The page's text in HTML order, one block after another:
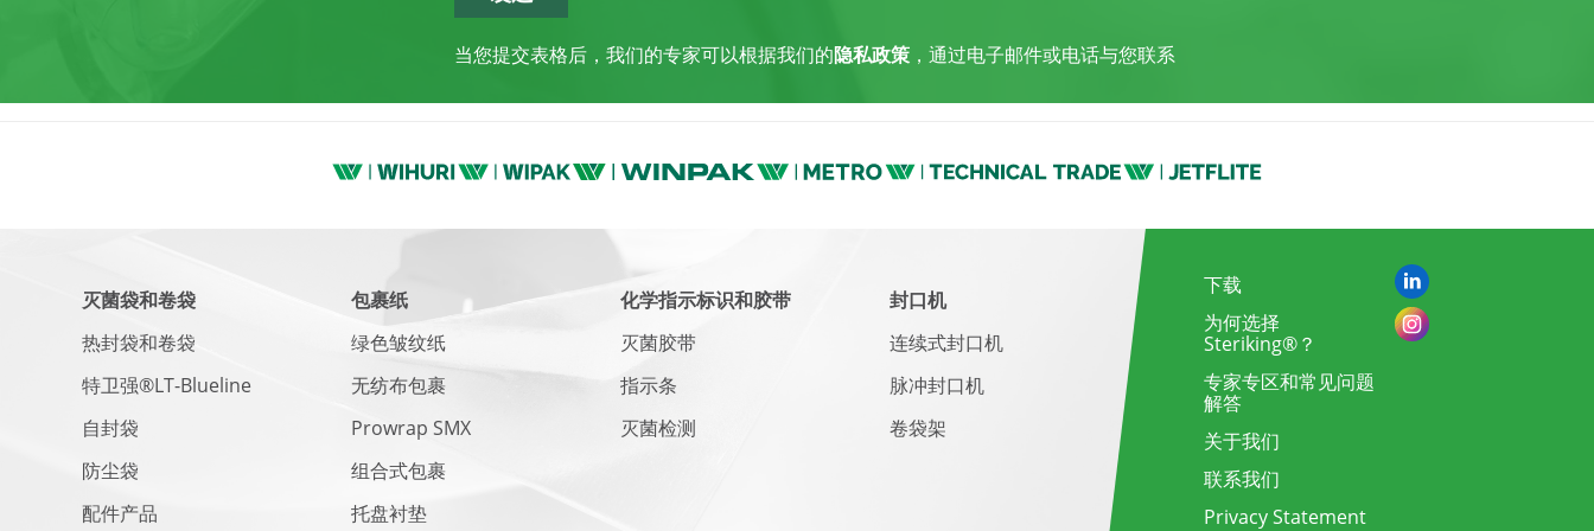
当您提交表格后，我们的专家可以根据我们的隐私政策 ，通过电子邮件或电话与您联系
灭菌袋和卷袋
热封袋和卷袋
特卫强®LT-Blueline
自封袋
防尘袋
配件产品
包裹纸
绿色皱纹纸
无纺布包裹
Prowrap SMX
组合式包裹
托盘衬垫
化学指示标识和胶带
灭菌胶带
指示条
灭菌检测
封口机
连续式封口机
脉冲封口机
卷袋架
下载
为何选择
Steriking®？
专家专区和常见问题
解答
关于我们
联系我们
Privacy Statement